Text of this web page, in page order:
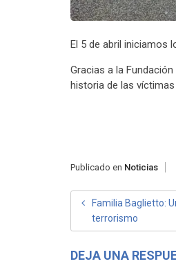
El 5 de abril iniciamos
Gracias a la
historia de las
Publicado en Noticias
NAVEGACIÓN
DE
ENTRADAS
Familia Baglietto:
terrorismo
DEJA UNA